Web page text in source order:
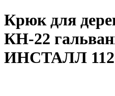
Крюк для
КН-22
ИНСТАЛЛ